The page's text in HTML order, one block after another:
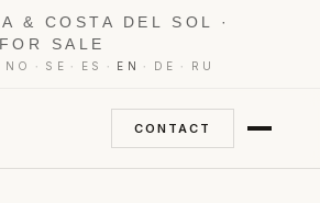
& COSTA DEL SOL ·
SALE
NO · SE · ES · EN · DE · RU
CONTACT